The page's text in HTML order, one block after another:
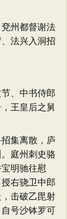
州都督谢法
法兴入洞招
、中书侍郎
王皇后之舅
集离散，庐
庭州刺史骆
明驰往慰
右骁卫中郎
击破乙毘射
号沙钵罗可